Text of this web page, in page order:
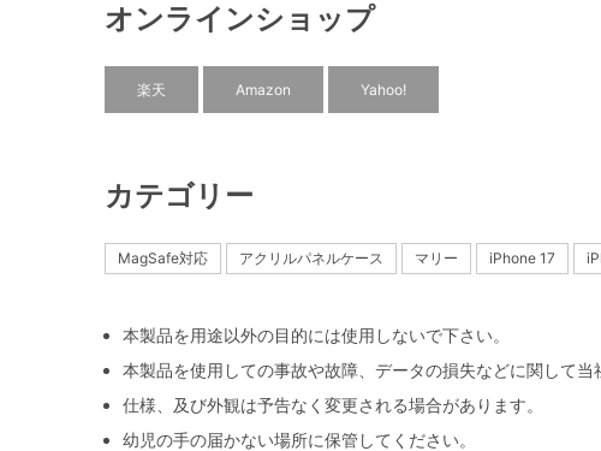
オンラインショップ
楽天 Amazon Yahoo!
カテゴリー
MagSafe対応 アクリルパネルケース マリー iPhone 17
本製品を用途以外の目的には使用しないで下さい。
本製品を使用しての事故や故障、データの損失などに関して
仕様、及び外観は予告なく変更される場合があります。
幼児の手の届かない場所に保管してください。